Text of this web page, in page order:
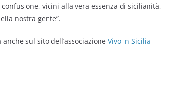
vicini alla vera essenza di sicilianità,
nostra gente”.
sul sito dell’associazione Vivo in Sicilia